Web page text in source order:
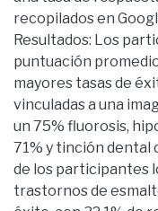
recopilados en
Resultados: Los
puntuación
mayores tasas de
vinculadas a una
un 75% fluorosis,
71% y tinción dental
de los participantes
trastornos de